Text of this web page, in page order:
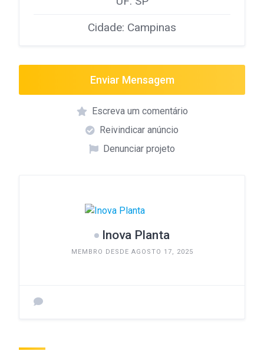
Cidade: Campinas
Enviar Mensagem
Escreva um comentário
Reivindicar anúncio
Denunciar projeto
Inova Planta
MEMBRO DESDE AGOSTO 17, 2025